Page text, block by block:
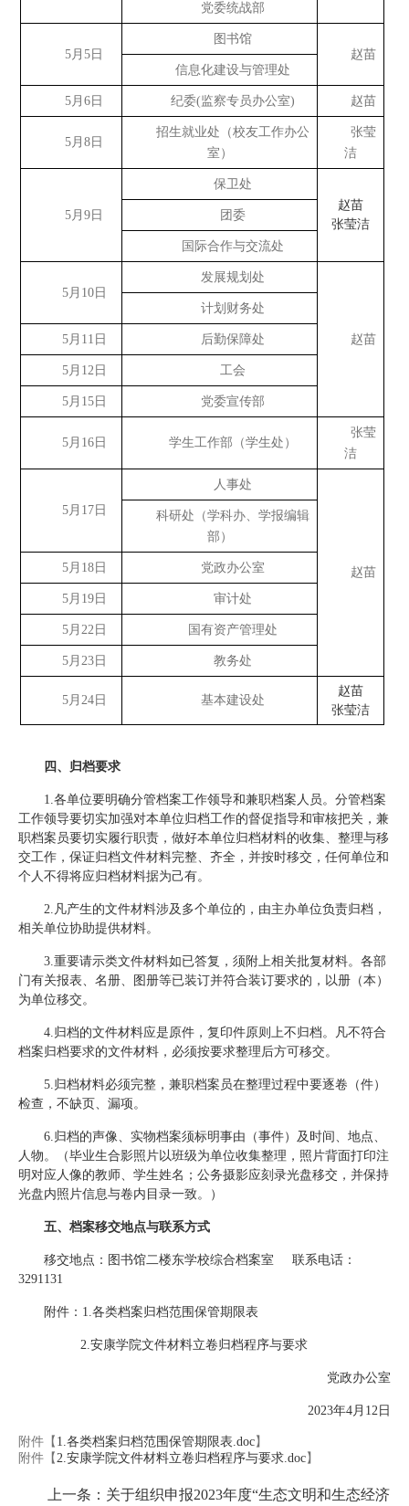
党委统战部
5月5日
图书馆
赵苗
信息化建设与管理处
5月6日 纪委(监察专员办公室) 赵苗
5月8日
招生就业处（校友工作办公
室）
张莹
洁
5月9日
保卫处
赵苗
张莹洁
团委
国际合作与交流处
5月10日
发展规划处
赵苗
计划财务处
5月11日 后勤保障处
5月12日 工会
5月15日 党委宣传部
5月16日 学生工作部（学生处）
张莹
洁
5月17日
人事处
赵苗
科研处（学科办、学报编辑
部）
5月18日 党政办公室
5月19日 审计处
5月22日 国有资产管理处
5月23日 教务处
5月24日 基本建设处
赵苗
张莹洁
四、归档要求
1.各单位要明确分管档案工作领导和兼职档案人员。分管档案
工作领导要切实加强对本单位归档工作的督促指导和审核把关，兼
职档案员要切实履行职责，做好本单位归档材料的收集、整理与移
交工作，保证归档文件材料完整、齐全，并按时移交，任何单位和
个人不得将应归档材料据为己有。
2.凡产生的文件材料涉及多个单位的，由主办单位负责归档，
相关单位协助提供材料。
3.重要请示类文件材料如已答复，须附上相关批复材料。各部
门有关报表、名册、图册等已装订并符合装订要求的，以册（本）
为单位移交。
4.归档的文件材料应是原件，复印件原则上不归档。凡不符合
档案归档要求的文件材料，必须按要求整理后方可移交。
5.归档材料必须完整，兼职档案员在整理过程中要逐卷（件）
检查，不缺页、漏项。
6.归档的声像、实物档案须标明事由（事件）及时间、地点、
人物。（毕业生合影照片以班级为单位收集整理，照片背面打印注
明对应人像的教师、学生姓名；公务摄影应刻录光盘移交，并保持
光盘内照片信息与卷内目录一致。）
五、档案移交地点与联系方式
移交地点：图书馆二楼东学校综合档案室 联系电话：
3291131
附件：1.各类档案归档范围保管期限表
2.安康学院文件材料立卷归档程序与要求
党政办公室
2023年4月12日
附件【 1.各类档案归档范围保管期限表.doc 】
附件【2.安康学院文件材料立卷归档程序与要求.doc 】
上一条：关于组织申报2023年度“生态文明和生态经济